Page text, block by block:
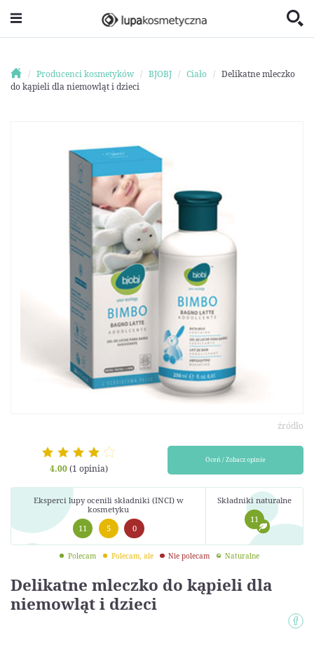
Producenci kosmetyków BJOBJ Ciało
Delikatne mleczko
do kąpieli dla niemowląt i dzieci
Delikatne mleczko do kąpieli dla
niemowląt i dzieci
źródło
4.00(1 opinia)
Oceń / Zobacz opinie
Eksperci lupy ocenili składniki (INCI) w
kosmetyku
11
5 0
Składniki naturalne
11
Polecam Polecam, ale Nie polecam Naturalne